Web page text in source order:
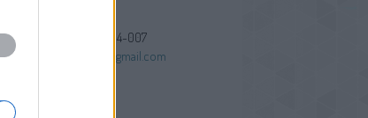
+3620-9494-007
kissjzsolt@gmail.com